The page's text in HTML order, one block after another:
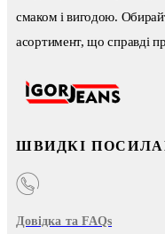
смаком і вигодою.
асортимент, що справді
ШВИДКІ
Довідка та FAQs